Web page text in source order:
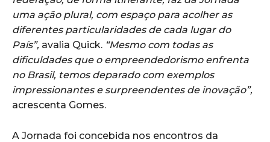
uma ação plural, com espaço para acolher as
diferentes particularidades de cada lugar do
País”, avalia Quick. “Mesmo com todas as
dificuldades que o empreendedorismo enfrenta
no Brasil, temos deparado com exemplos
impressionantes e surpreendentes de inovação”,
acrescenta Gomes.
A Jornada foi concebida nos encontros da